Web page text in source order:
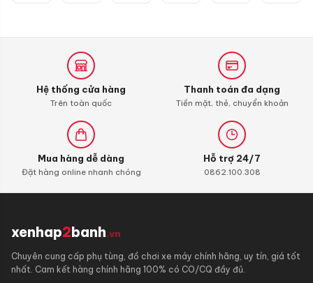
Hệ thống cửa hàng
Trên toàn quốc
Thanh toán đa dạng
Tiền mặt, thẻ, chuyển khoản
Mua hàng dễ dàng
Đặt hàng online nhanh chóng
Hỗ trợ 24/7
0862.100.308
xenhap2banh.vn
Chuyên cung cấp phụ tùng, đồ chơi xe máy chính hãng, uy tín, giá tốt
nhất. Cam kết hàng chính hãng 100% có CO/CQ đầy đủ.